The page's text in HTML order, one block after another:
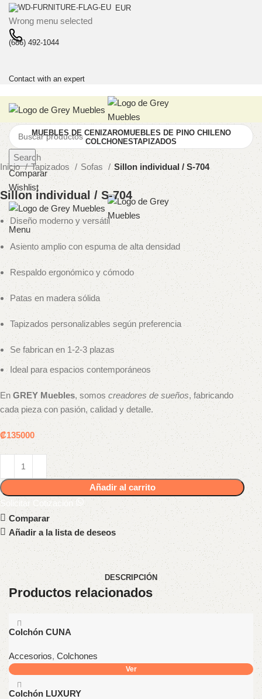
EUR
Wrong menu selected
(686) 492-1044
Contact with an expert
Search
Comparar
Wishlist
Menu
MUEBLES DE CENIZAROMUEBLES DE PINO CHILENO
COLCHONESTAPIZADOS
Inicio Tapizados Sofas Sillon individual / S-704
Sillon individual / S-704
Diseño moderno y versátil
Asiento amplio con espuma de alta densidad
Respaldo ergonómico y cómodo
Patas en madera sólida
Tapizados personalizables según preferencia
Se fabrican en 1-2-3 plazas
Ideal para espacios contemporáneos
EnGREY Muebles, somoscreadores de sueños, fabricando
cada pieza con pasión, calidad y detalle.
₡135000
Añadir al carrito
Solicitar Cotización
Comparar
Añadir a la lista de deseos
DESCRIPCIÓN
Productos relacionados
Colchón CUNA
Accesorios, Colchones
Ver
Colchón LUXURY